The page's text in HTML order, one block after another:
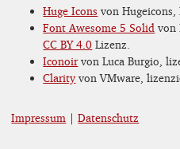
Huge Icons von
Font Awesome 5 Solid von
CC BY 4.0 Lizenz.
Iconoirvon Luca Burgio,
Clarityvon VMware,
Impressum |Datenschutz